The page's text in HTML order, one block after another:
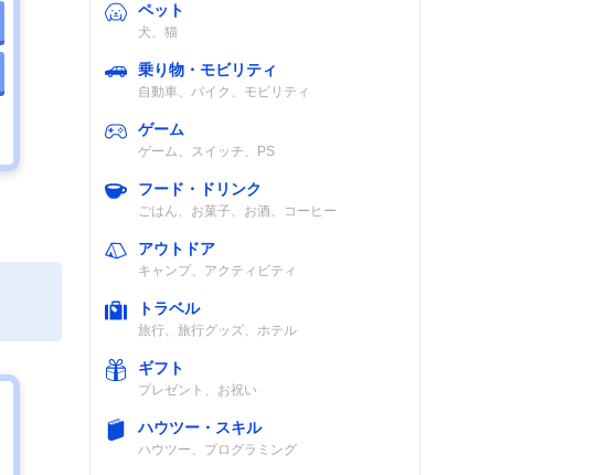
ペット
犬、猫
乗り物・モビリティ
自動車、バイク、モビリティ
ゲーム
ゲーム、スイッチ、PS
フード・ドリンク
ごはん、お菓子、お酒、コーヒー
アウトドア
キャンプ、アクティビティ
トラベル
旅行、旅行グッズ、ホテル
ギフト
プレゼント、お祝い
ハウツー・スキル
ハウツー、プログラミング